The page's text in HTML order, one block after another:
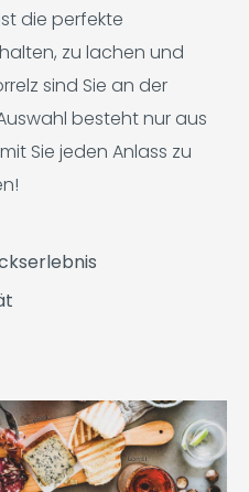
die perfekte
zu lachen und
sind Sie an der
besteht nur aus
Sie jeden Anlass zu